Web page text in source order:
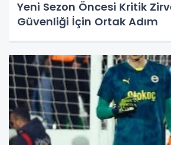
Yeni Sezon Öncesi Kritik
Güvenliği İçin Ortak Adım